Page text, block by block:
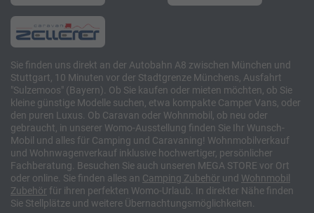
Sie finden uns direkt an der Autobahn A8 zwischen München und
Stuttgart, 10 Minuten vor der Stadtgrenze Münchens, Ausfahrt
"Sulzemoos" (Bayern). Ob Sie kaufen oder mieten möchten, ob Sie
kleine günstige Modelle suchen, etwa kompakte Camper Vans, oder
den puren Luxus. Ob Caravan oder Wohnmobil, ob neu oder
gebraucht, in unserer Womo-Ausstellung finden Sie Ihr Wunsch-
Mobil und alles für Camping und Caravaning! Wohnmobilverkauf
und Wohnwagenverkauf inklusive hochwertiger, persönlicher
Fachberatung. Besuchen Sie auch unseren MEGA STORE vor Ort
oder online. Sie finden alles an Camping Zubehör und Wohnmobil
Zubehör für ihren perfekten Womo-Urlaub. In direkter Nähe finden
Sie Stellplätze und weitere Übernachtungsmöglichkeiten.